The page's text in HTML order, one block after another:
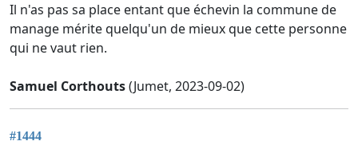
Il n'as pas sa place entant que échevin la commune de
manage mérite quelqu'un de mieux que cette personne
qui ne vaut rien.
Samuel Corthouts(Jumet, 2023-09-02)
#1444